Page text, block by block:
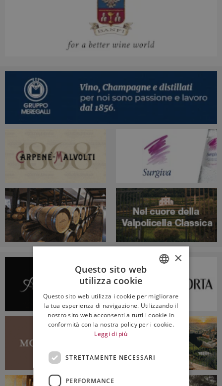
ENGLISH
×
Questo sito web
utilizza cookie
Questo sito web utilizza i cookie per migliorare
la tua esperienza di navigazione. Utilizzando il
nostro sito web acconsenti a tutti i cookie in
conformità con la nostra policy per i cookie.
Leggi di più
STRETTAMENTE NECESSARI
PERFORMANCE